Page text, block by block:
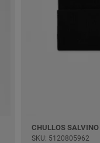
CHULLOS SALVINO
SKU: 5120805962